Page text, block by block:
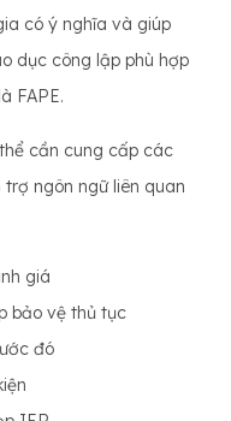
có ý nghĩa và giúp
dục công lập phù hợp
FAPE.
cần cung cấp các
ngôn ngữ liên quan
giá
bảo vệ thủ tục
đó